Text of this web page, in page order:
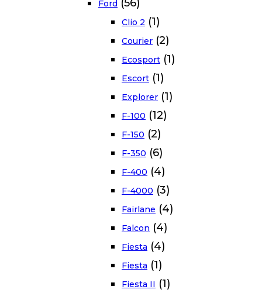
Ford (56)
Clio 2 (1)
Courier (2)
Ecosport (1)
Escort (1)
Explorer (1)
F-100 (12)
F-150 (2)
F-350 (6)
F-400 (4)
F-4000 (3)
Fairlane (4)
Falcon (4)
Fiesta (4)
Fiesta (1)
Fiesta II (1)